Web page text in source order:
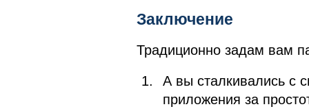
Заключение
Традиционно задам вам
А вы сталкивались с
приложения за